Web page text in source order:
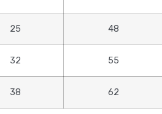
25 48
32 55
38 62